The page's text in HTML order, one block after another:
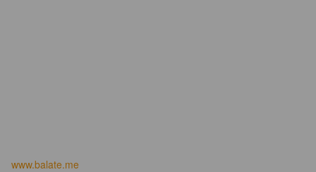
www.balate.me